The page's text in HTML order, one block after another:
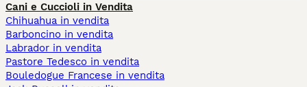
Cani e Cuccioli in Vendita
Chihuahua in vendita
Barboncino in vendita
Labrador in vendita
Pastore Tedesco in vendita
Bouledogue Francese in vendita